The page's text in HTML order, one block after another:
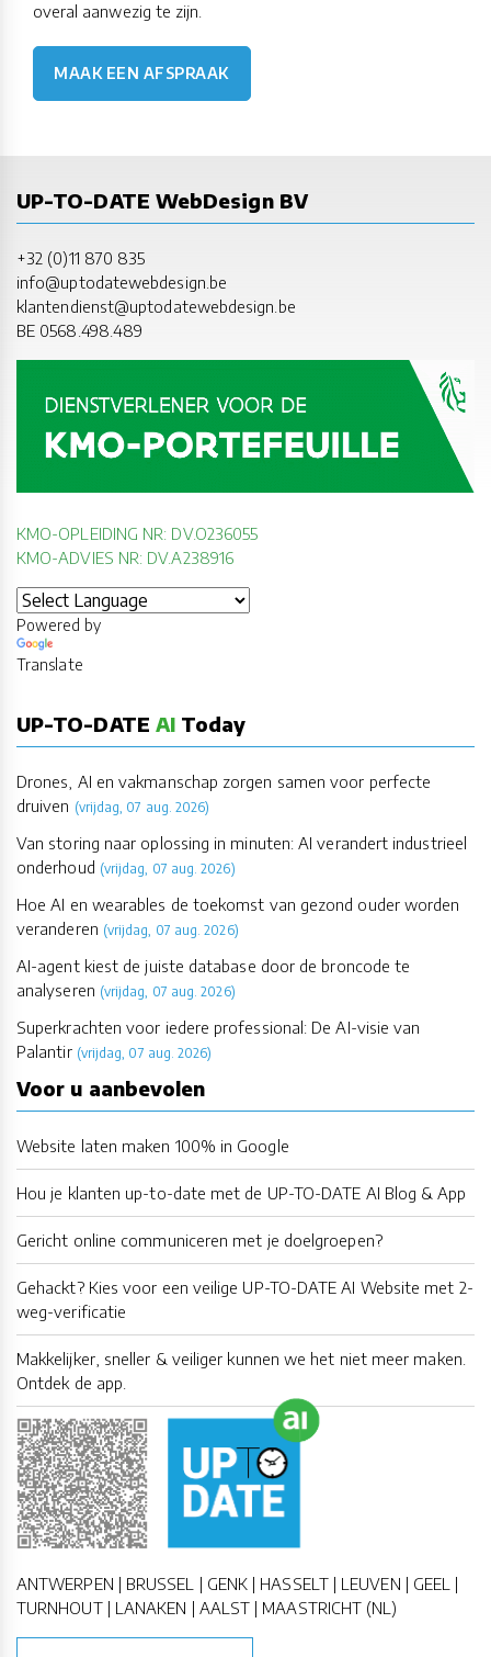
overal aanwezig te zijn.
MAAK EEN AFSPRAAK
UP-TO-DATE WebDesign BV
+32 (0)11 870 835
info@uptodatewebdesign.be
klantendienst@uptodatewebdesign.be
BE 0568.498.489
KMO-OPLEIDING NR: DV.O236055
KMO-ADVIES NR: DV.A238916
Powered by
Translate
UP-TO-DATE AI Today
Drones, AI en vakmanschap zorgen samen voor perfecte
druiven (vrijdag, 07 aug. 2026)
Van storing naar oplossing in minuten: AI verandert industrieel
onderhoud (vrijdag, 07 aug. 2026)
Hoe AI en wearables de toekomst van gezond ouder worden
veranderen (vrijdag, 07 aug. 2026)
AI-agent kiest de juiste database door de broncode te
analyseren (vrijdag, 07 aug. 2026)
Superkrachten voor iedere professional: De AI-visie van
Palantir (vrijdag, 07 aug. 2026)
Voor u aanbevolen
Website laten maken 100% in Google
Hou je klanten up-to-date met de UP-TO-DATE AI Blog & App
Gericht online communiceren met je doelgroepen?
Gehackt? Kies voor een veilige UP-TO-DATE AI Website met 2-
weg-verificatie
Makkelijker, sneller & veiliger kunnen we het niet meer maken.
Ontdek de app.
ANTWERPEN | BRUSSEL | GENK | HASSELT | LEUVEN | GEEL |
TURNHOUT | LANAKEN | AALST | MAASTRICHT (NL)